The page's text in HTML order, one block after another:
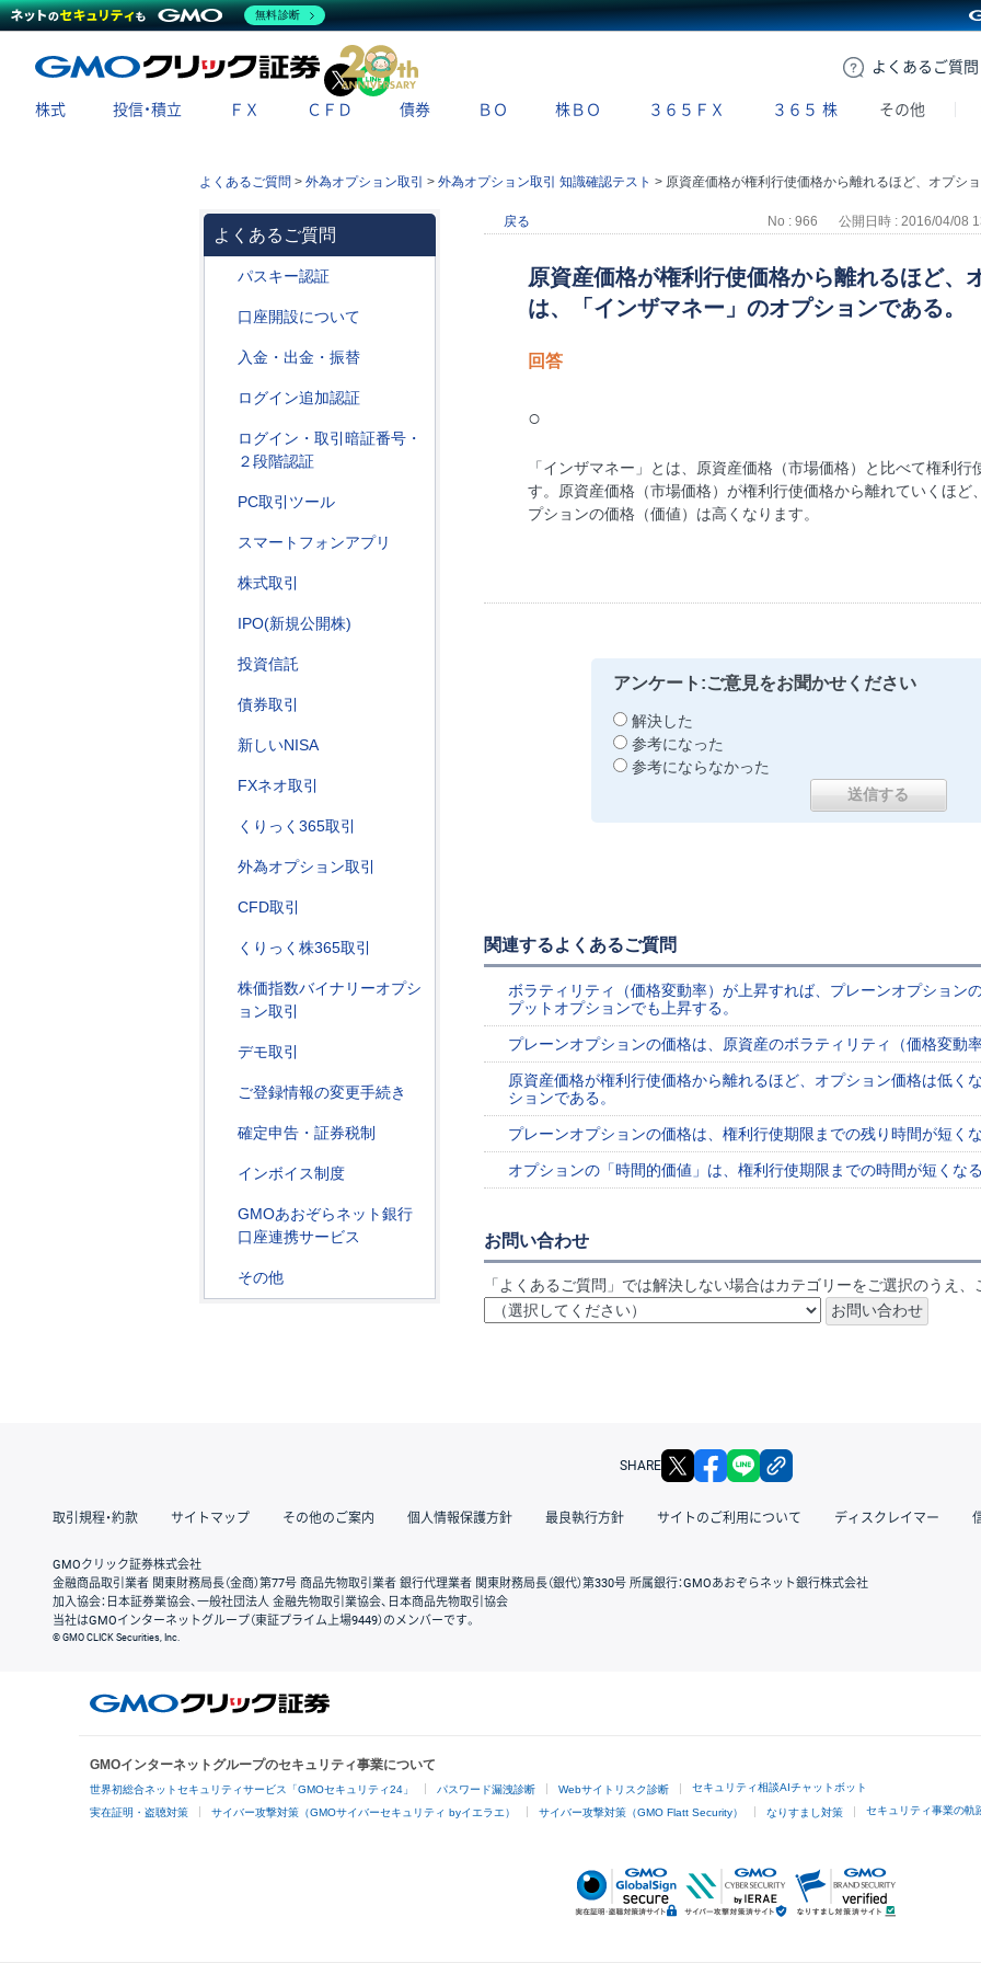
よくある ご質問
X
株式 投信・積立 ＦＸ ＣＦＤ 債券 ＢＯ 株ＢＯ ３６５ＦＸ ３６５ 株 その他
よくあるご質問 > 外為オプション取引 > 外為オプション取引 知識確認テスト > 原資産価格が権利行使価格から離れるほど、オプション価格は高くなるのは、「インザマネー」のオプションである。
よくあるご質問
パスキー認証
口座開設について
入金・出金・振替
ログイン追加認証
ログイン・取引暗証番号・
２段階認証
PC取引ツール
スマートフォンアプリ
株式取引
IPO(新規公開株)
投資信託
債券取引
新しいNISA
FXネオ取引
くりっく365取引
外為オプション取引
CFD取引
くりっく株365取引
株価指数バイナリーオプシ
ョン取引
デモ取引
ご登録情報の変更手続き
確定申告・証券税制
インボイス制度
GMOあおぞらネット銀行
口座連携サービス
その他
戻る No : 966 公開日時 : 2016/04/08
原資産価格が権利行使価格から離れるほど、
は、「インザマネー」のオプションである。
回答
○
「インザマネー」とは、原資産価格（市場価格）と比べて権利
す。原資産価格（市場価格）が権利行使価格から離れていくほ
プションの価格（価値）は高くなります。
アンケート:ご意見をお聞かせください
解決した
参考になった
参考にならなかった
関連するよくあるご質問
ボラティリティ（価格変動率）が上昇すれば、プレーンオプション
プットオプションでも上昇する。
プレーンオプションの価格は、原資産のボラティリティ（価格変動
原資産価格が権利行使価格から離れるほど、オプション価格は低く
ションである。
プレーンオプションの価格は、権利行使期限までの残り時間が短く
オプションの「時間的価値」は、権利行使期限までの時間が短くな
お問い合わせ
「よくあるご質問」では解決しない場合はカテゴリーをご選択のうえ、
SHARE X facebook
取引規程・約款 サイトマップ その他のご案内 個人情報保護方針 最良執行方針 サイトのご利用について ディスクレイマー
GMOクリック証券株式会社
金融商品取引業者 関東財務局長（金商）第77号 商品先物取引業者 銀行代理業者 関東財務局長（銀代）第330号 所属銀行：GMOあおぞらネット銀行株式会社
加入協会：日本証券業協会、一般社団法人 金融先物取引業協会、日本商品先物取引協会
当社はGMOインターネットグループ（東証プライム上場9449）のメンバーです。
© GMO CLICK Securities, Inc.
GMOインターネットグループのセキュリティ事業について
世界初総合ネットセキュリティサービス「GMOセキュリティ24」 パスワード漏洩診断 Webサイトリスク診断 セキュリティ相談AIチャットボット
実在証明・盗聴対策 サイバー攻撃対策（GMOサイバーセキュリティ byイエラエ） サイバー攻撃対策（GMO Flatt Security） なりすまし対策 セキュリティ事業の軌
無料診断